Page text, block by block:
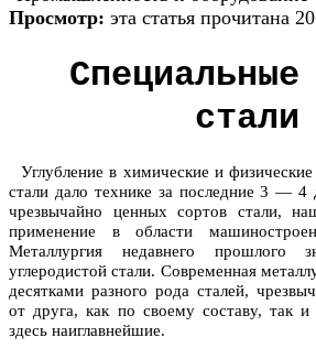
Просмотр: эта статья прочитана
стали
Углубление в химические и
стали дало технике за последние 3 — 4
чрезвычайно ценных сортов стали,
применение в области
Металлургия недавнего прошлого
углеродистой стали. Современная
десятками разного рода сталей,
от друга, как по своему составу, так
здесь наиглавнейшие.